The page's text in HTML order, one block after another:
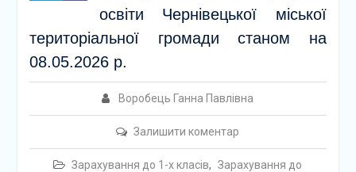
освіти Чернівецької міської
територіальної громади станом на
08.05.2026 р.
Воробець Ганна Павлівна
Залишити коментар
Зарахування до 1-х класів, Зарахування до